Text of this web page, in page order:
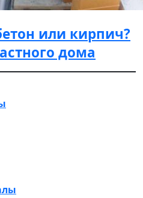
или кирпич?
дома